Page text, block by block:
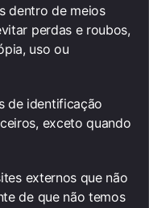
dentro de meios
perdas e roubos,
uso ou
de identificação
exceto quando
externos que não
de que não temos